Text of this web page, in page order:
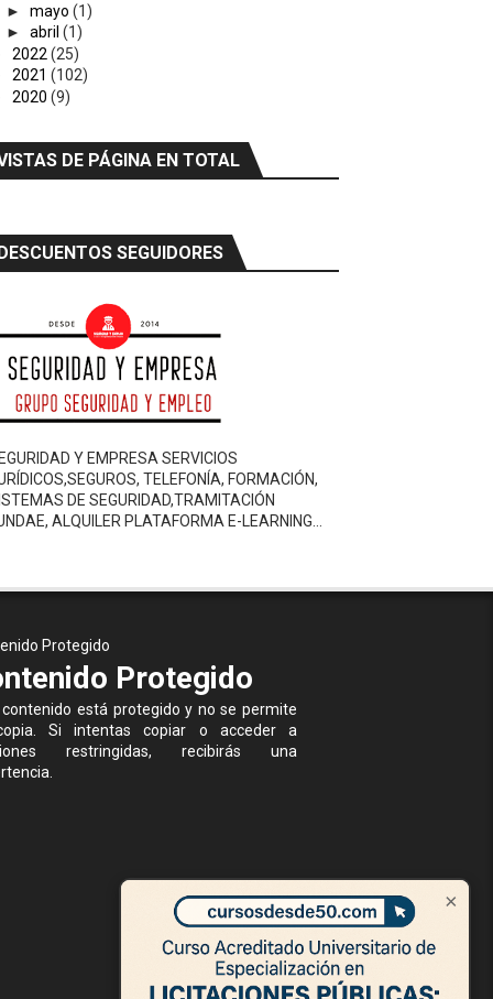
►mayo(1)
►abril(1)
2022 (25)
2021 (102)
2020 (9)
DE PÁGINA EN TOTAL
SEGUIDORES
Y EMPRESA SERVICIOS
TELEFONÍA, FORMACIÓN,
DE SEGURIDAD,TRAMITACIÓN
ALQUILER PLATAFORMA E-LEARNING…
×
Protegido
Protegido
contenido está protegido y no se permite
Si intentas copiar o acceder a
restringidas, recibirás una